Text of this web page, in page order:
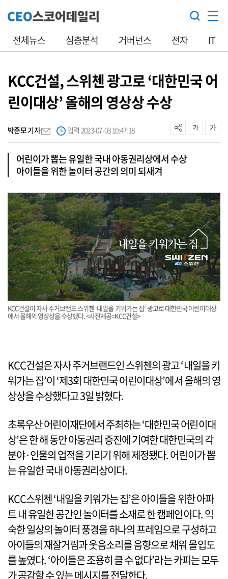
전체뉴스 심층분석 거버넌스 전자 IT
KCC건설, 스위첸 광고로 ‘대한민국 어
린이대상’ 올해의 영상상 수상
박준모 기자 입력 2023-07-03 10:47:18
어린이가 뽑는 유일한 국내 아동권리상에서 수상
아이들을 위한 놀이터 공간의 의미 되새겨
KCC건설이 자사 주거브랜드 스위첸 ‘내일을 키워가는 집’ 광고로 대한민국 어린이대상
에서 올해의 영상상을 수상했다. <사진제공=KCC건설>
KCC건설은 자사 주거브랜드인 스위첸의 광고 ‘내일을 키
워가는 집’이 ‘제3회 대한민국 어린이대상’에서 올해의 영
상상을 수상했다고 3일 밝혔다.
초록우산 어린이재단에서 주최하는 ‘대한민국 어린이대
상’은 한 해 동안 아동권리 증진에 기여한 대한민국의 각
분야·인물의 업적을 기리기 위해 제정됐다. 어린이가 뽑
는 유일한 국내 아동권리상이다.
KCC스위첸 ‘내일을 키워가는 집’은 아이들을 위한 아파
트 내 유일한 공간인 놀이터를 소재로 한 캠페인이다. 익
숙한 일상의 놀이터 풍경을 하나의 프레임으로 구성하고
아이들의 재잘거림과 웃음소리를 음향으로 채워 몰입도
를 높였다. ‘아이들은 조용히 클 수 없다’라는 카피는 모두
가 공감할 수 있는 메시지를 전달한다.